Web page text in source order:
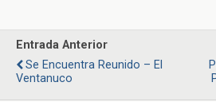
Entrada Anterior
Se Encuentra Reunido – El
Ventanuco